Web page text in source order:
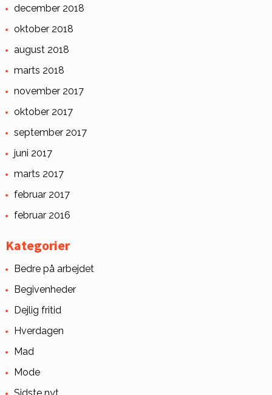
december 2018
oktober 2018
august 2018
marts 2018
november 2017
oktober 2017
september 2017
juni 2017
marts 2017
februar 2017
februar 2016
Kategorier
Bedre på arbejdet
Begivenheder
Dejlig fritid
Hverdagen
Mad
Mode
Sidste nyt